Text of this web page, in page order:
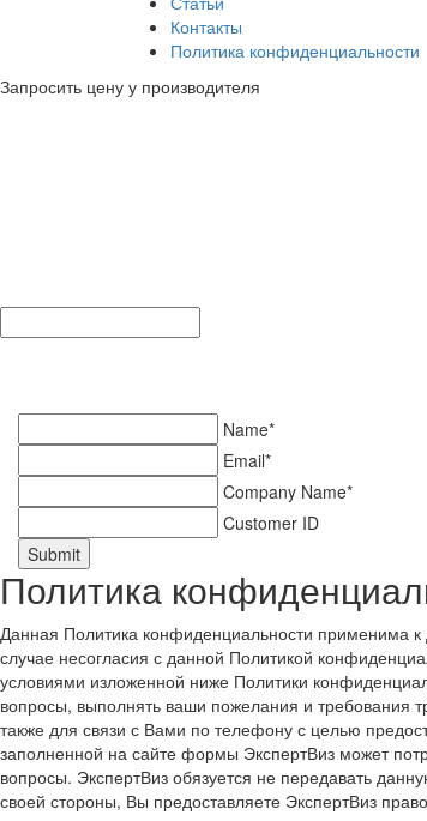
Контакты
Политика конфиденциальности
Запросить цену у производителя
Name*
Email*
Company Name*
Customer ID
Submit
Политика
Данная Политика конфиденциальности применима
случае несогласия с данной Политикой
условиями изложенной ниже Политики
вопросы, выполнять ваши пожелания и требования
также для связи с Вами по телефону с целью
заполненной на сайте формы ЭкспертВиз может
вопросы. ЭкспертВиз обязуется не передавать
своей стороны, Вы предоставляете ЭкспертВиз